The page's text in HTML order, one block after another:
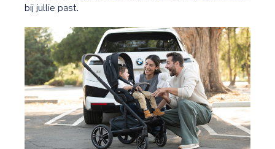
bij jullie past.